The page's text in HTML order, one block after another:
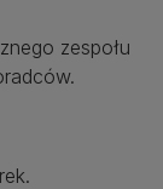
zespołu